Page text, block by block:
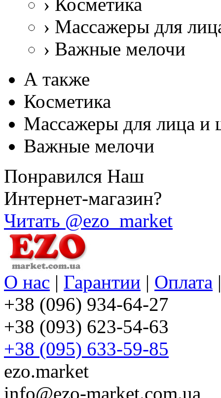
› Косметика
› Массажеры для
› Важные мелочи
А также
Косметика
Массажеры для лица и
Важные мелочи
Понравился Наш
Интернет-магазин?
Читать @ezo_market
О нас | Гарантии | Оплата
+38 (096) 934-64-27
+38 (093) 623-54-63
+38 (095) 633-59-85
ezo.market
info@ezo-market.com.ua